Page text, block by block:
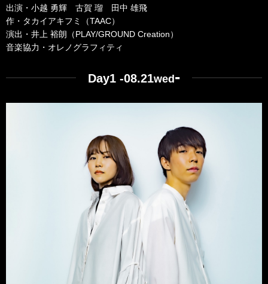
出演・小越 勇輝 古賀 瑠 田中 雄飛
作・タカイアキフミ（TAAC）
演出・井上 裕朗（PLAY/GROUND Creation）
音楽協力・オレノグラフィティ
Day1 -08.21wed-